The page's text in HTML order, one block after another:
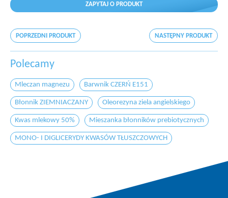
ZAPYTAJ O PRODUKT
POPRZEDNI PRODUKT NASTĘPNY PRODUKT
Polecamy
Mleczan magnezu Barwnik CZERŃ E151
Błonnik ZIEMNIACZANY Oleorezyna ziela angielskiego
Kwas mlekowy 50% Mieszanka błonników prebiotycznych
MONO- I DIGLICERYDY KWASÓW TŁUSZCZOWYCH